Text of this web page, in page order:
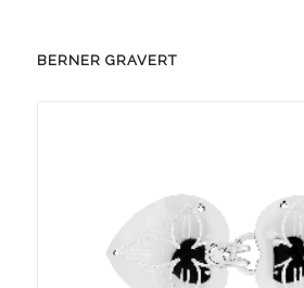
BERNER GRAVERT